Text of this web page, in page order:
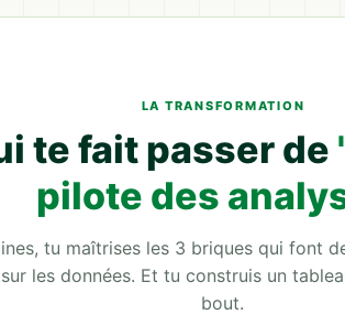
LA TRANSFORMATION
te fait passer de
pilote des
tu maîtrises les 3 briques qui font
les données. Et tu construis un
bout.